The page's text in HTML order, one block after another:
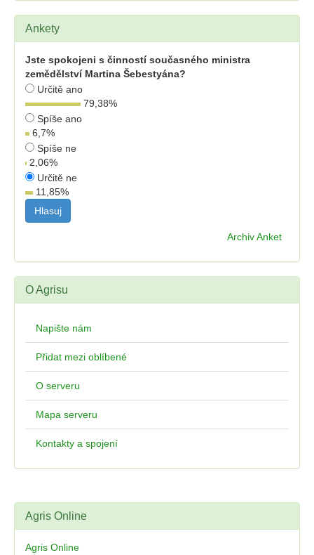
Ankety
Jste spokojeni s činností současného ministra
zemědělství Martina Šebestyána?
Určitě ano
79,38%
Spíše ano
6,7%
Spíše ne
2,06%
Určitě ne
11,85%
Archiv Anket
O Agrisu
Napište nám
Přidat mezi oblíbené
O serveru
Mapa serveru
Kontakty a spojení
Agris Online
Agris Online